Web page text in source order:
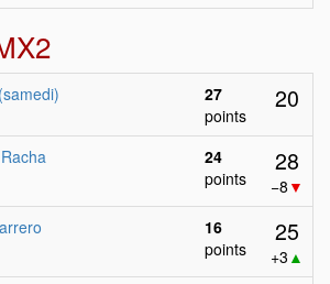
27
points
20
24
points
28
−8 ▼
16
points
25
+3 ▲